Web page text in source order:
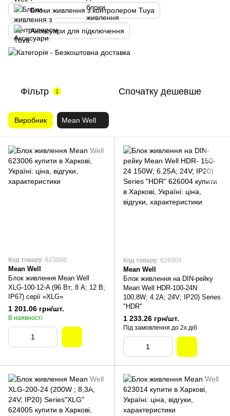
Блоки живлення з контролером Tuya
Аксесуари для підключення
Фільтр 1 Спочатку дешевше
Виробник Mean Well
Код товару: 623006
Mean Well
Блок живлення Mean Well
XLG-100-12-A (96 Вт; 8 А; 12 В;
IP67) серії «XLG»
1 201.06 грн/шт.
В наявності
Код товару: 626004
Mean Well
Блок живлення на DIN-рейку
Mean Well HDR-100-24N
100,8W; 4.2A; 24V; IP20) Series
"HDR"
1 233.26 грн/шт.
Під замовлення до 2х діб